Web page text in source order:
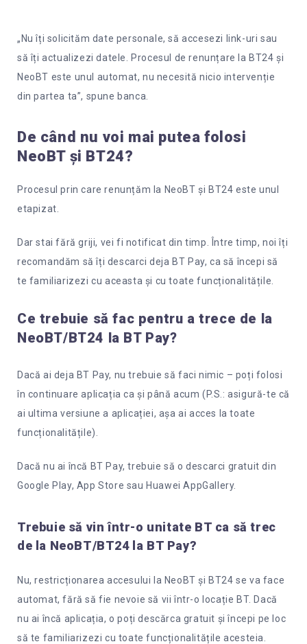
„Nu îți solicităm date personale, să accesezi link-uri sau
să îți actualizezi datele. Procesul de renunțare la BT24 și
NeoBT este unul automat, nu necesită nicio intervenție
din partea ta”, spune banca.
De când nu voi mai putea folosi
NeoBT și BT24?
Procesul prin care renunțăm la NeoBT și BT24 este unul
etapizat.
Dar stai fără griji, vei fi notificat din timp. Între timp, noi îți
recomandăm să îți descarci deja BT Pay, ca să începi să
te familiarizezi cu aceasta și cu toate funcționalitățile.
Ce trebuie să fac pentru a trece de la
NeoBT/BT24 la BT Pay?
Dacă ai deja BT Pay, nu trebuie să faci nimic – poți folosi
în continuare aplicația ca și până acum (P.S.: asigură-te că
ai ultima versiune a aplicației, așa ai acces la toate
funcționalitățile).
Dacă nu ai încă BT Pay, trebuie să o descarci gratuit din
Google Play, App Store sau Huawei AppGallery.
Trebuie să vin într-o unitate BT ca să trec
de la NeoBT/BT24 la BT Pay?
Nu, restricționarea accesului la NeoBT și BT24 se va face
automat, fără să fie nevoie să vii într-o locație BT. Dacă
nu ai încă aplicația, o poți descărca gratuit și începi pe loc
să te familiarizezi cu toate funcționalitățile acesteia.